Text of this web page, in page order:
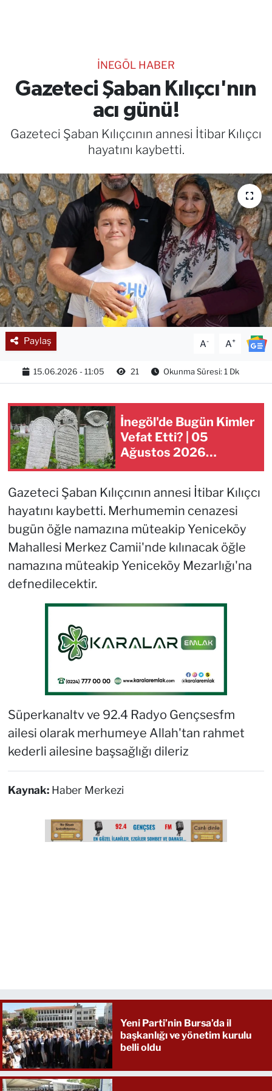
İNEGÖL HABER
Gazeteci Şaban Kılıçcı'nın
acı günü!
Gazeteci Şaban Kılıçcının annesi İtibar Kılıçcı
hayatını kaybetti.
Paylaş A- A+
15.06.2026 - 11:05 21 Okunma Süresi: 1 Dk
İnegöl'de Bugün Kimler
Vefat Etti? | 05
Ağustos 2026
Gazeteci Şaban Kılıçcının annesi İtibar Kılıçcı
hayatını kaybetti. Merhumemin cenazesi
bugün öğle namazına müteakip Yeniceköy
Mahallesi Merkez Camii'nde kılınacak öğle
namazına müteakip Yeniceköy Mezarlığı'na
defnedilecektir.
Süperkanaltv ve 92.4 Radyo Gençsesfm
ailesi olarak merhumeye Allah'tan rahmet
kederli ailesine başsağlığı dileriz
Kaynak: Haber Merkezi
Yeni Parti’nin Bursa’da il
başkanlığı ve yönetim kurulu
belli oldu
RESMİ İLANLAR
Gencsesfm Canlı Dinle